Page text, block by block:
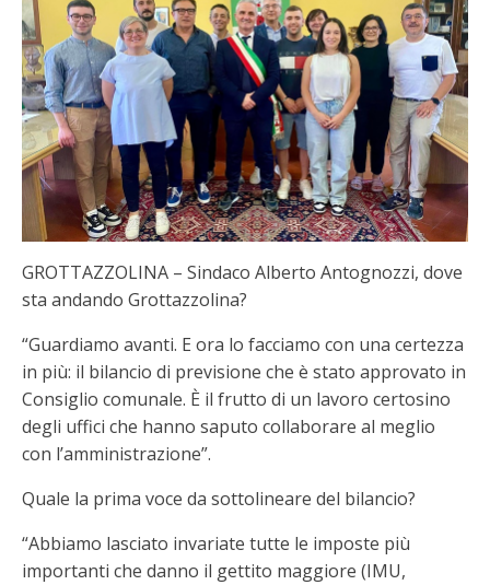
GROTTAZZOLINA – Sindaco Alberto Antognozzi, dove
sta andando Grottazzolina?
“Guardiamo avanti. E ora lo facciamo con una certezza
in più: il bilancio di previsione che è stato approvato in
Consiglio comunale. È il frutto di un lavoro certosino
degli uffici che hanno saputo collaborare al meglio
con l’amministrazione”.
Quale la prima voce da sottolineare del bilancio?
“Abbiamo lasciato invariate tutte le imposte più
importanti che danno il gettito maggiore (IMU,